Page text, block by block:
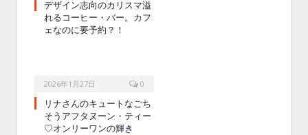
デザイン志向のカリスマ溢
れるコーヒー・バー。カフ
ェなのに要予約？！
2026年1月27日 0
リナさんのキュートなごち
そうアフタヌーン・ティー
♡オンリーワンの輝き